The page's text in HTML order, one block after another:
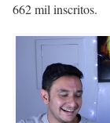
662 mil inscritos.